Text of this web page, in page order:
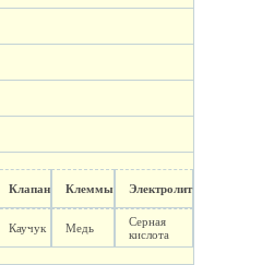
Клапан Клеммы Электролит
Каучук Медь
Серная
кислота